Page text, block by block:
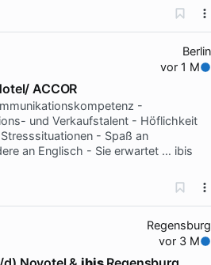
Berlin
vor 1 M
ACCOR
-
und Verkaufstalent - Höflichkeit
- Spaß an
an Englisch - Sie erwartet … ibis
Regensburg
vor 3 M